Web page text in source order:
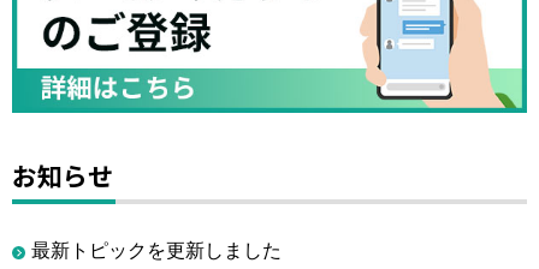
お知らせ
最新トピックを更新しました